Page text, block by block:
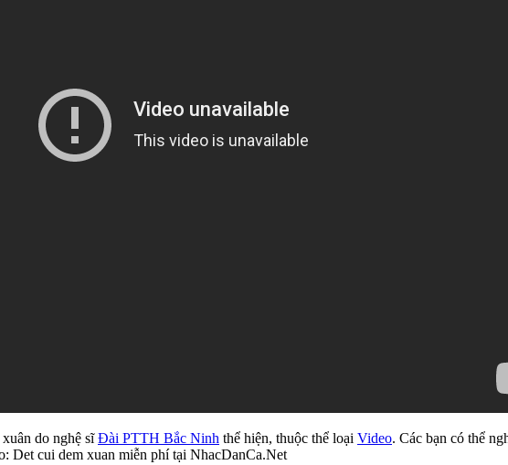
do nghệ sĩĐài PTTH Bắc Ninh thể hiện, thuộc thể loại Video. Các bạn có thể
Det cui dem xuan miễn phí tại NhacDanCa.Net